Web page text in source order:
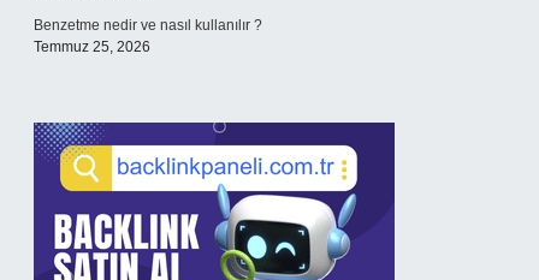
Benzetme nedir ve nasıl kullanılır ?
Temmuz 25, 2026